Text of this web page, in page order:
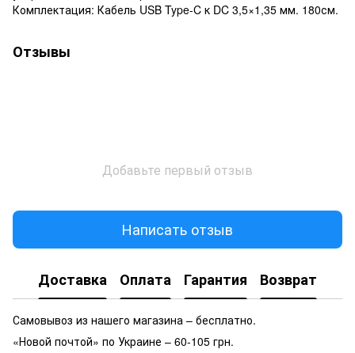
Комплектация: Кабель USB Type-C к DC 3,5×1,35 мм. 180см.
Отзывы
Добавьте первый отзыв
Написать отзыв
Доставка Оплата Гарантия Возврат
Самовывоз из нашего магазина – бесплатно.
«Новой почтой» по Украине – 60-105 грн.